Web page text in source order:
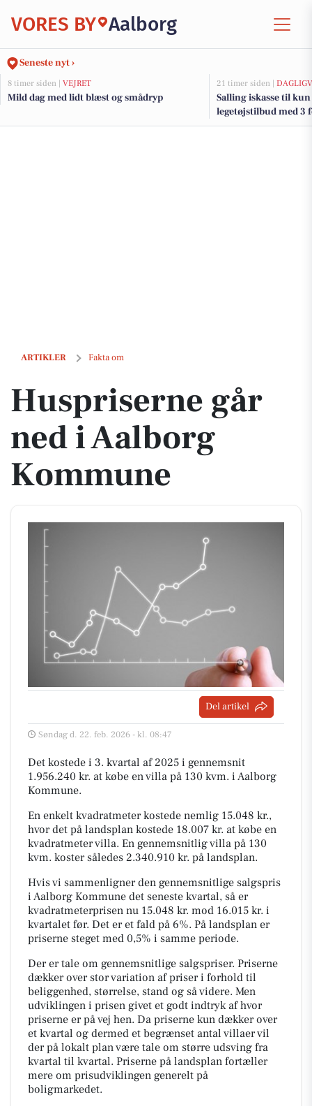
VORES BY Aalborg
Seneste nyt ›
8 timer siden | VEJRET
Mild dag med lidt blæst og smådryp
21 timer siden |
Salling iskasse til
legetøjstilbud med 3
ARTIKLER Fakta om
Huspriserne går ned i Aalborg Kommune
Huspriserne går
ned i Aalborg
Kommune
Del artikel
Søndag d. 22. feb. 2026 - kl. 08:47
Det kostede i 3. kvartal af 2025 i gennemsnit
1.956.240 kr. at købe en villa på 130 kvm. i Aalborg
Kommune.
En enkelt kvadratmeter kostede nemlig 15.048 kr.,
hvor det på landsplan kostede 18.007 kr. at købe en
kvadratmeter villa. En gennemsnitlig villa på 130
kvm. koster således 2.340.910 kr. på landsplan.
Hvis vi sammenligner den gennemsnitlige salgspris
i Aalborg Kommune det seneste kvartal, så er
kvadratmeterprisen nu 15.048 kr. mod 16.015 kr. i
kvartalet før. Det er et fald på 6%. På landsplan er
priserne steget med 0,5% i samme periode.
Der er tale om gennemsnitlige salgspriser. Priserne
dækker over stor variation af priser i forhold til
beliggenhed, størrelse, stand og så videre. Men
udviklingen i prisen givet et godt indtryk af hvor
priserne er på vej hen. Da priserne kun dækker over
et kvartal og dermed et begrænset antal villaer vil
der på lokalt plan være tale om større udsving fra
kvartal til kvartal. Priserne på landsplan fortæller
mere om prisudviklingen generelt på
boligmarkedet.